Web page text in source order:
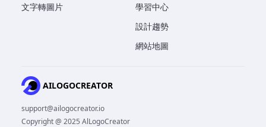
文字轉圖片
學習中心
設計趨勢
網站地圖
AILOGOCREATOR
support@ailogocreator.io
Copyright @ 2025 AlLogoCreator